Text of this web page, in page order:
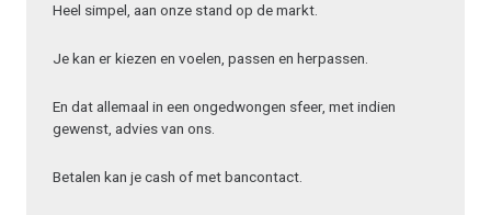
Heel simpel, aan onze stand op de markt.
Je kan er kiezen en voelen, passen en herpassen.
En dat allemaal in een ongedwongen sfeer, met indien
gewenst, advies van ons.
Betalen kan je cash of met bancontact.